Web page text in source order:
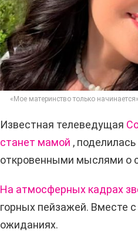
«Мое материнство только
Известная телеведущая
станет мамой ,
откровенными мыслями о
На атмосферных кадрах
горных пейзажей. Вместе
ожиданиях.